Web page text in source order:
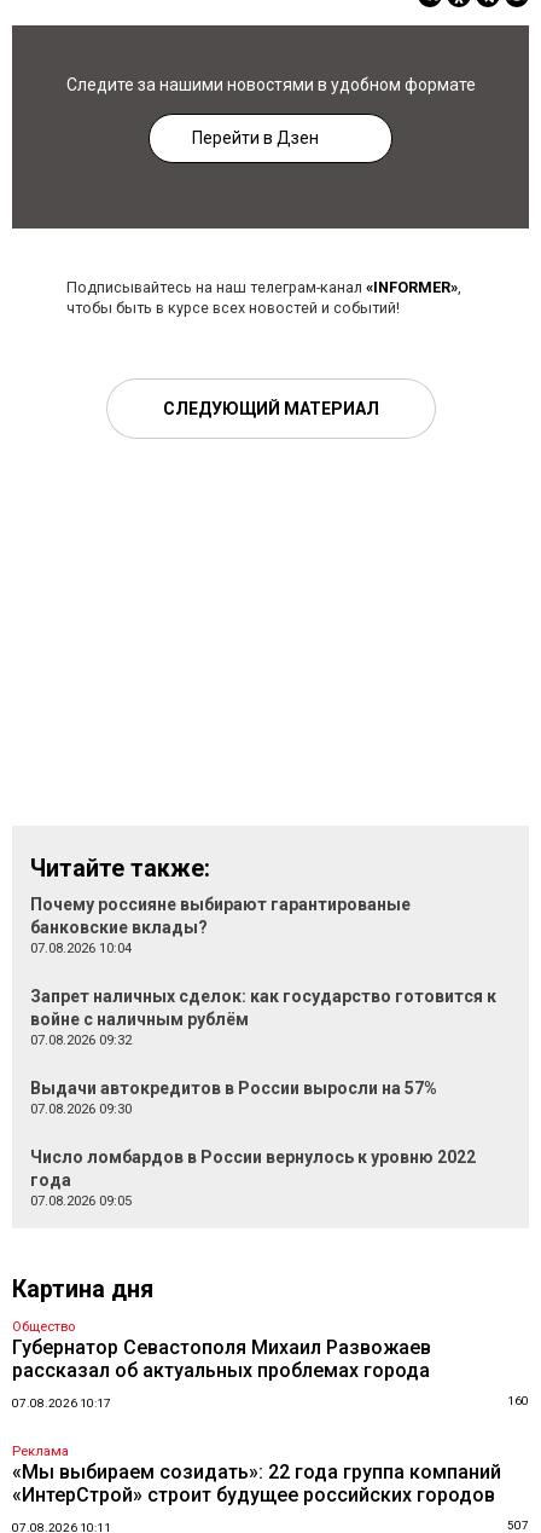
Следите за нашими новостями в удобном формате
Перейти в Дзен
Подписывайтесь на наш телеграм-канал «INFORMER»,
чтобы быть в курсе всех новостей и событий!
СЛЕДУЮЩИЙ МАТЕРИАЛ
Читайте также:
Почему россияне выбирают гарантированые
банковские вклады?
07.08.2026 10:04
Запрет наличных сделок: как государство готовится к
войне с наличным рублём
07.08.2026 09:32
Выдачи автокредитов в России выросли на 57%
07.08.2026 09:30
Число ломбардов в России вернулось к уровню 2022
года
07.08.2026 09:05
Картина дня
Общество
Губернатор Севастополя Михаил Развожаев
рассказал об актуальных проблемах города
07.08.2026 10:17 160
Реклама
«Мы выбираем созидать»: 22 года группа компаний
«ИнтерСтрой» строит будущее российских городов
07.08.2026 10:11 507